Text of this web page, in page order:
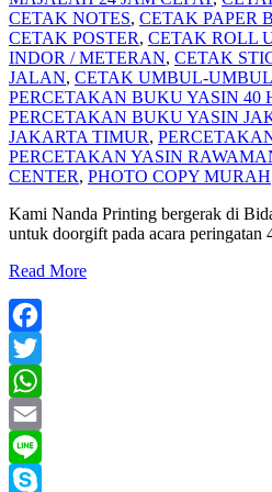
CETAK NOTES, CETAK PAPER
CETAK POSTER, CETAK ROLL
INDOR / METERAN, CETAK
JALAN, CETAK UMBUL-UMBUL
PERCETAKAN BUKU YASIN 40
PERCETAKAN BUKU YASIN
JAKARTA TIMUR,
PERCETAKAN YASIN
CENTER, PHOTO COPY MURAH
Kami Nanda Printing bergerak di
untuk doorgift pada acara
Read More
Facebook
Twitter
WhatsApp
Email
Line